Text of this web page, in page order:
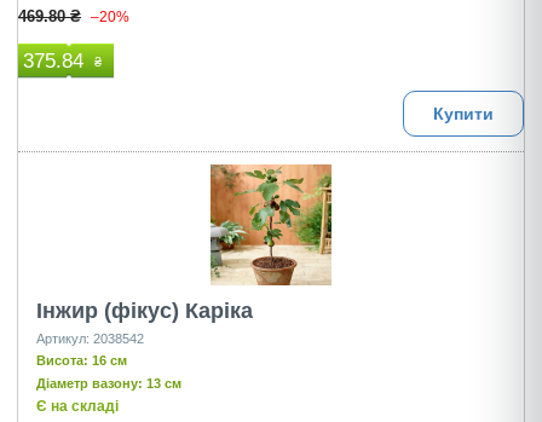
469.80 ₴ –20%
375.84 ₴
Купити
Інжир (фікус) Каріка
Артикул: 2038542
Висота: 16 см
Діаметр вазону: 13 см
Є на складі